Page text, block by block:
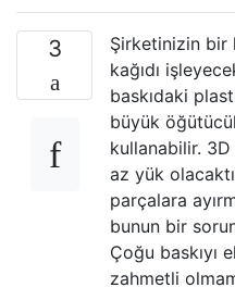
3
Şirketinizin bir
kağıdı
baskıdaki
büyük
kullanabilir.
az yük
parçalara
bunun bir
Çoğu baskıyı
zahmetli